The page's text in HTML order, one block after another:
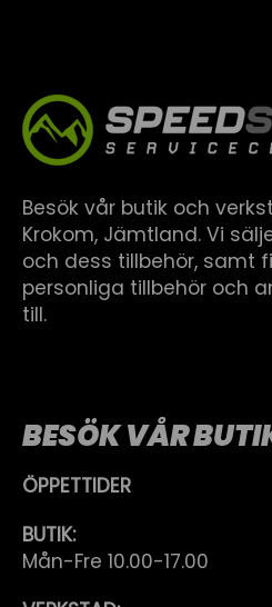
Besök vår butik och
Krokom, Jämtland. Vi
och dess tillbehör, samt
personliga tillbehör och
till.
BESÖK VÅR
ÖPPETTIDER
BUTIK:
Mån-Fre 10.00-17.00